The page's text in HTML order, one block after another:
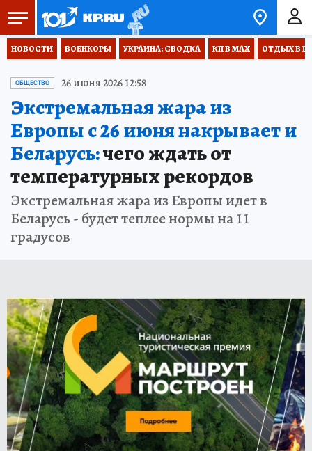
НОВОСТИ ВОЕНКОРЫ УКРАИНА: СВОДКА КП В МАХ ОТДЫХ В
ОБЩЕСТВО 26 июня 2026 12:58
Экстремальная жара из
Европы с 26 июня накрывает и
Беларусь:чего ждать от
температурных рекордов
Экстремальная жара из Европы идет в
Беларусь - будет теплее нормы на 11
градусов